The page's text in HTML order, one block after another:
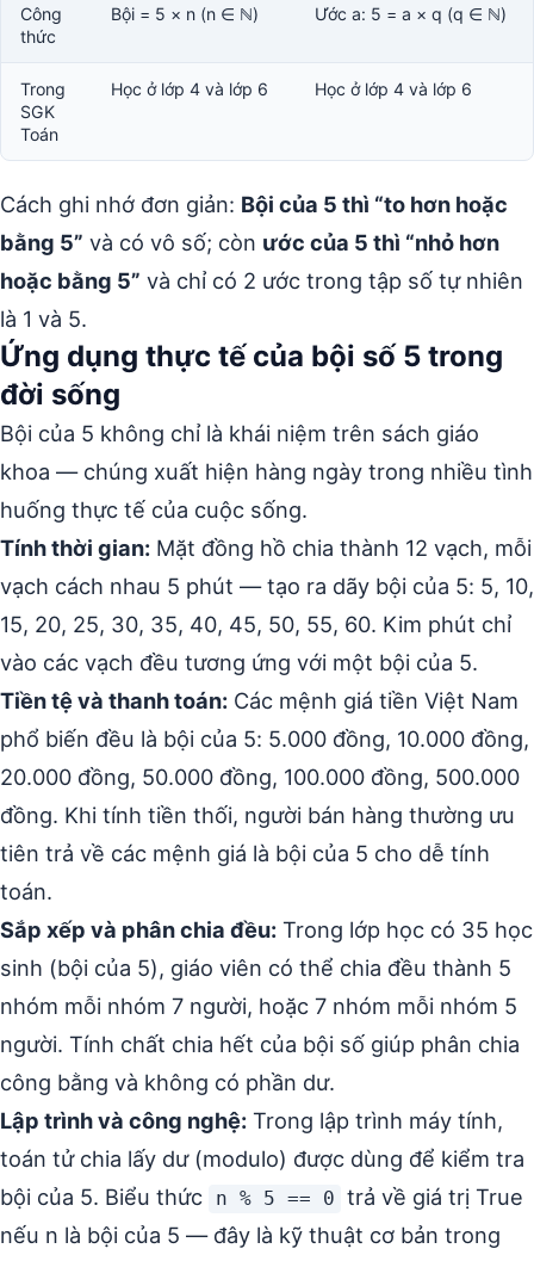
Công
thức
Bội = 5 × n (n ∈ ℕ) Ước a: 5 = a × q (q ∈ ℕ)
Trong
SGK
Toán
Học ở lớp 4 và lớp 6 Học ở lớp 4 và lớp 6
Cách ghi nhớ đơn giản: Bội của 5 thì “to hơn hoặc
bằng 5” và có vô số; còn ước của 5 thì “nhỏ hơn
hoặc bằng 5” và chỉ có 2 ước trong tập số tự nhiên
là 1 và 5.
Ứng dụng thực tế của bội số 5 trong
đời sống
Bội của 5 không chỉ là khái niệm trên sách giáo
khoa — chúng xuất hiện hàng ngày trong nhiều tình
huống thực tế của cuộc sống.
Tính thời gian: Mặt đồng hồ chia thành 12 vạch, mỗi
vạch cách nhau 5 phút — tạo ra dãy bội của 5: 5, 10,
15, 20, 25, 30, 35, 40, 45, 50, 55, 60. Kim phút chỉ
vào các vạch đều tương ứng với một bội của 5.
Tiền tệ và thanh toán: Các mệnh giá tiền Việt Nam
phổ biến đều là bội của 5: 5.000 đồng, 10.000 đồng,
20.000 đồng, 50.000 đồng, 100.000 đồng, 500.000
đồng. Khi tính tiền thối, người bán hàng thường ưu
tiên trả về các mệnh giá là bội của 5 cho dễ tính
toán.
Sắp xếp và phân chia đều: Trong lớp học có 35 học
sinh (bội của 5), giáo viên có thể chia đều thành 5
nhóm mỗi nhóm 7 người, hoặc 7 nhóm mỗi nhóm 5
người. Tính chất chia hết của bội số giúp phân chia
công bằng và không có phần dư.
Lập trình và công nghệ: Trong lập trình máy tính,
toán tử chia lấy dư (modulo) được dùng để kiểm tra
bội của 5. Biểu thức
n % 5 == 0 trả về giá trị True
nếu n là bội của 5 — đây là kỹ thuật cơ bản trong